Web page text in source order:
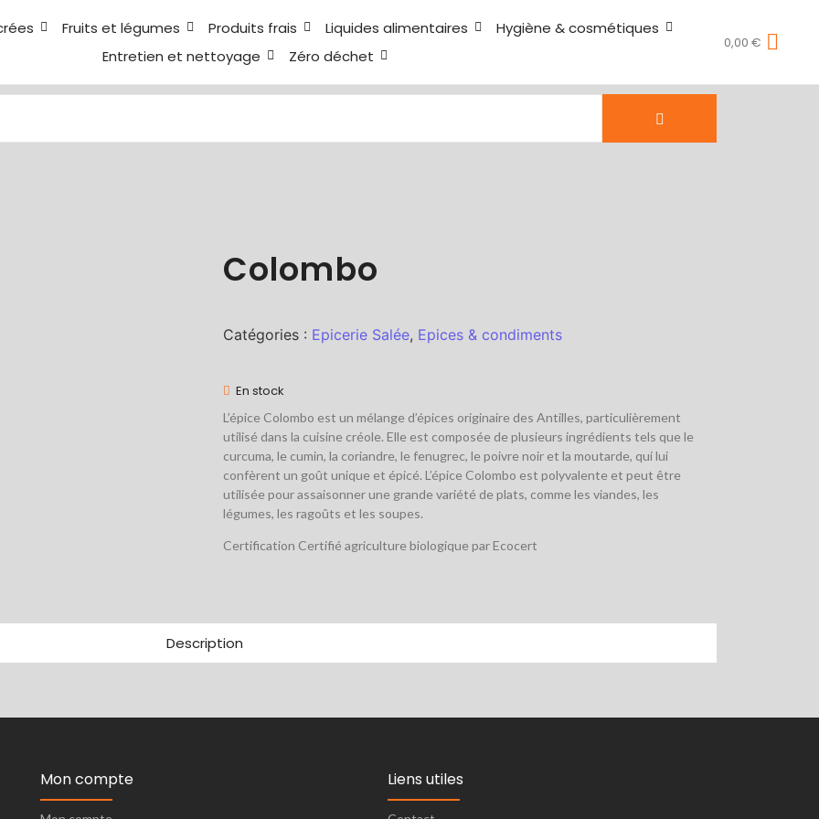
Fruits et légumes Produits frais Liquides alimentaires
Hygiène & cosmétiques
Entretien et nettoyage
Zéro déchet
0,00€
Colombo
Catégories : Epicerie Salée, Epices & condiments
En stock
L’épice Colombo est un mélange d’épices originaire des Antilles, particulièrement
utilisé dans la cuisine créole. Elle est composée de plusieurs ingrédients tels que le
curcuma, le cumin, la coriandre, le fenugrec, le poivre noir et la moutarde, qui lui
confèrent un goût unique et épicé. L’épice Colombo est polyvalente et peut être
utilisée pour assaisonner une grande variété de plats, comme les viandes, les
légumes, les ragoûts et les soupes.
Certification Certifié agriculture biologique par Ecocert
Description
Mon compte Liens utiles